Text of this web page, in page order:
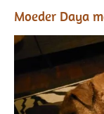
Moeder Daya